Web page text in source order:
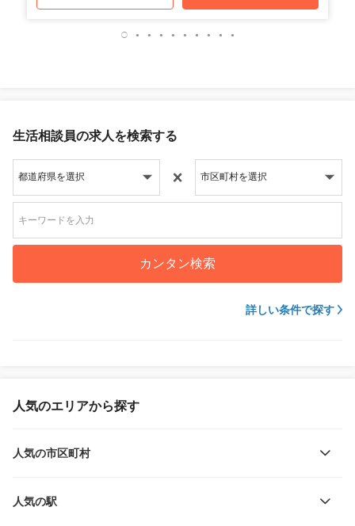
生活相談員の求人を検索する
カンタン検索
詳しい条件で探す
人気のエリアから探す
人気の市区町村
人気の駅